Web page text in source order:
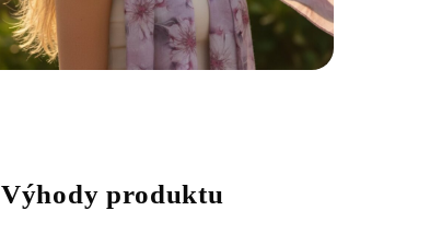
Výhody produktu